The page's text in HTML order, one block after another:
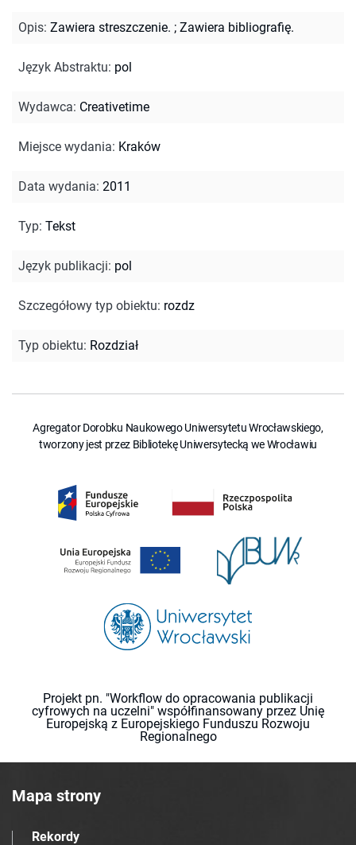
Opis: Zawiera streszczenie. ; Zawiera bibliografię.
Język Abstraktu: pol
Wydawca: Creativetime
Miejsce wydania: Kraków
Data wydania: 2011
Typ: Tekst
Język publikacji: pol
Szczegółowy typ obiektu: rozdz
Typ obiektu: Rozdział
Agregator Dorobku Naukowego Uniwersytetu Wrocławskiego,
tworzony jest przez Bibliotekę Uniwersytecką we Wrocławiu
Projekt pn. "Workflow do opracowania publikacji
cyfrowych na uczelni" współfinansowany przez Unię
Europejską z Europejskiego Funduszu Rozwoju
Regionalnego
Mapa strony
Rekordy